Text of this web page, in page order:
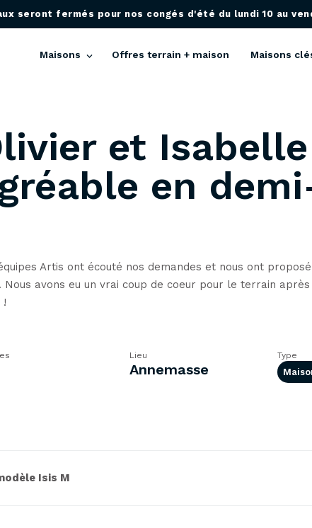
seront fermés pour nos congés d'été du lundi 10 au
Maisons Offres terrain + maison Maisons
et
en
Artis ont écouté nos demandes et nous ont
Nous avons eu un vrai coup de coeur pour le terrain
!
Lieu
Annemasse
Type
Isis M